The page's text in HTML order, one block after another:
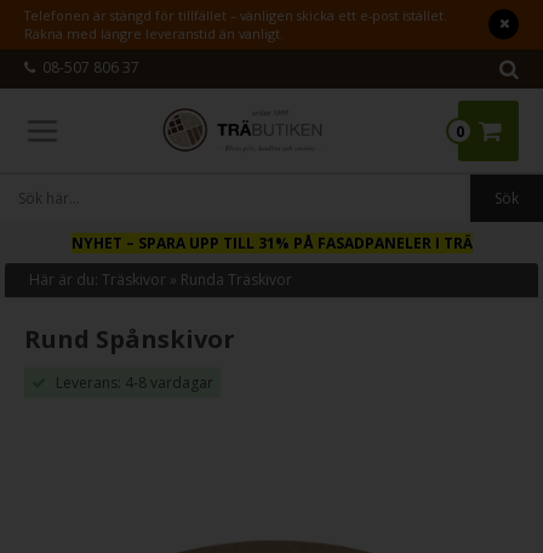
Telefonen är stängd för tillfället – vänligen skicka ett e-post istället.
Räkna med längre leveranstid än vanligt.
08-507 806 37
0
NYHET– SPARA UPP TILL 31% PÅ FASADPANELER I TRÄ
Här är du:Träskivor » Runda Träskivor
Rund Spånskivor
Leverans: 4-8 vardagar